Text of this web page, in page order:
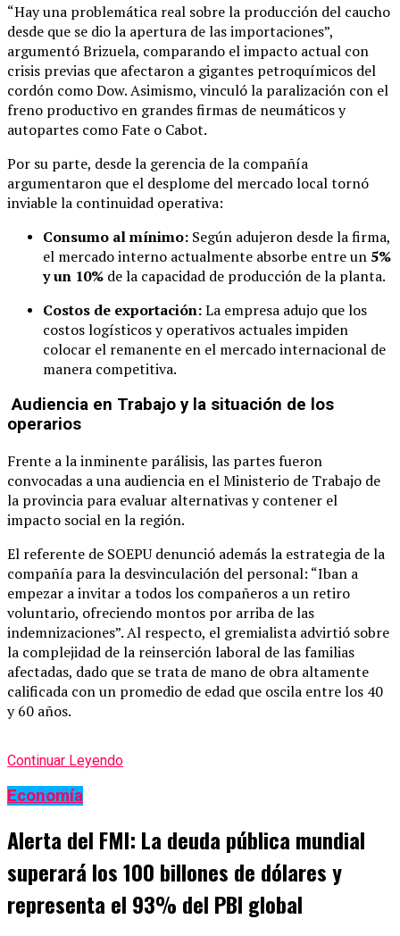
“Hay una problemática real sobre la producción del caucho
desde que se dio la apertura de las importaciones”,
argumentó Brizuela, comparando el impacto actual con
crisis previas que afectaron a gigantes petroquímicos del
cordón como Dow. Asimismo, vinculó la paralización con el
freno productivo en grandes firmas de neumáticos y
autopartes como Fate o Cabot.
Por su parte, desde la gerencia de la compañía
argumentaron que el desplome del mercado local tornó
inviable la continuidad operativa:
Consumo al mínimo: Según adujeron desde la firma,
el mercado interno actualmente absorbe entre un 5%
y un 10% de la capacidad de producción de la planta.
Costos de exportación:La empresa adujo que los
costos logísticos y operativos actuales impiden
colocar el remanente en el mercado internacional de
manera competitiva.
Audiencia en Trabajo y la situación de los
operarios
Frente a la inminente parálisis, las partes fueron
convocadas a una audiencia en el Ministerio de Trabajo de
la provincia para evaluar alternativas y contener el
impacto social en la región.
El referente de SOEPU denunció además la estrategia de la
compañía para la desvinculación del personal: “Iban a
empezar a invitar a todos los compañeros a un retiro
voluntario, ofreciendo montos por arriba de las
indemnizaciones”. Al respecto, el gremialista advirtió sobre
la complejidad de la reinserción laboral de las familias
afectadas, dado que se trata de mano de obra altamente
calificada con un promedio de edad que oscila entre los 40
y 60 años.
Continuar Leyendo
Economía
Alerta del FMI: La deuda pública mundial
superará los 100 billones de dólares y
representa el 93% del PBI global